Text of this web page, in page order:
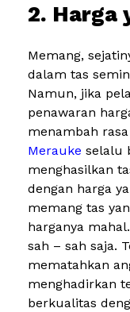
2. Harga
Memang,
dalam tas
Namun, jika
penawaran
menambah
Merauke selalu
menghasilkan
dengan harga
memang tas
harganya
sah – sah saja.
mematahkan
menghadirkan
berkualitas